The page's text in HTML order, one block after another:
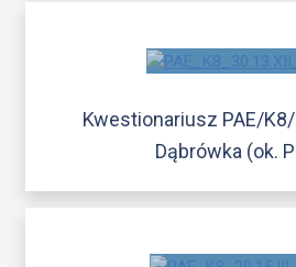
Kwestionariusz PAE/
Dąbrówka (ok.